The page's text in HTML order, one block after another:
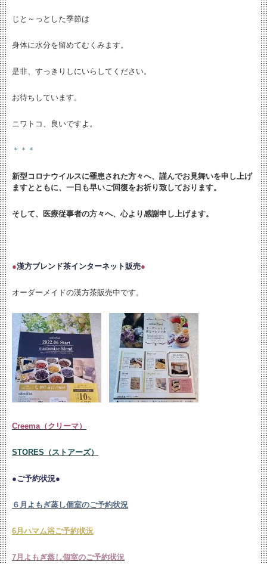
じと～っとした季節は
身体に水分を留めてむくみます。
是非、すっきりしにいらしてください。
お待ちしています。
ニワトコ、良いですよ。
＊＊＊
新型コロナウイルスに罹患された方々へ、謹んでお見舞いを申し上げ
ますとともに、 一日も早いご回復をお祈り致しております。
そして、医療従事者の方々へ、心より感謝申し上げます。
●漢方ブレンド茶インターネット販売●
オーダーメイドの漢方茶販売中です。
Creema（クリーマ）
STORES（ストアーズ）
●ご予約状況●
６月よもぎ蒸し個室のご予約状況
6月ハマム浴ご予約状況
7月よもぎ蒸し個室のご予約状況